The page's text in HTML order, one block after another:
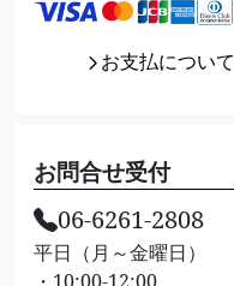
お支払について
お問合せ受付
06-6261-2808
平日（月～金曜日）